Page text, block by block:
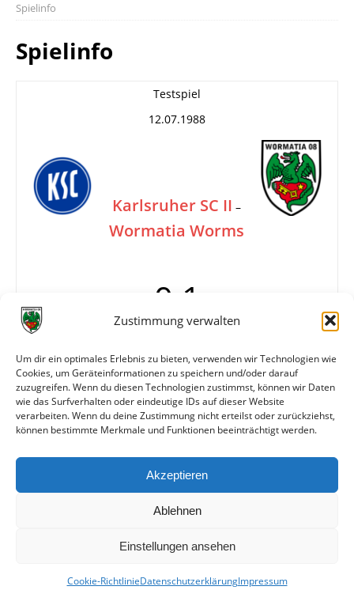
Zustimmung verwalten
Um dir ein optimales Erlebnis zu bieten, verwenden wir Technologien wie
Cookies, um Geräteinformationen zu speichern und/oder darauf
zuzugreifen. Wenn du diesen Technologien zustimmst, können wir Daten
wie das Surfverhalten oder eindeutige IDs auf dieser Website
verarbeiten. Wenn du deine Zustimmung nicht erteilst oder zurückziehst,
können bestimmte Merkmale und Funktionen beeinträchtigt werden.
Akzeptieren
Ablehnen
Einstellungen ansehen
Cookie-RichtlinieDatenschutzerklärungImpressum
Spielinfo
Spielinfo
Testspiel
12.07.1988
Karlsruher SC II –
Wormatia Worms
0:1
Tore
0:1 Schuster
Info
Wormatia Worms
Schuster, Kaiser…
Alle bisherigen Partien der beiden Mannschaften
anzeigen
© VfR Wormatia Worms